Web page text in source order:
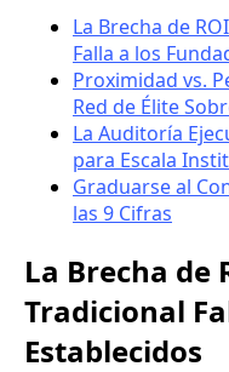
La Brecha de
Falla a los
Proximidad vs.
Red de Élite
La Auditoría
para Escala
Graduarse al
las 9 Cifras
La Brecha de
Tradicional
Establecidos